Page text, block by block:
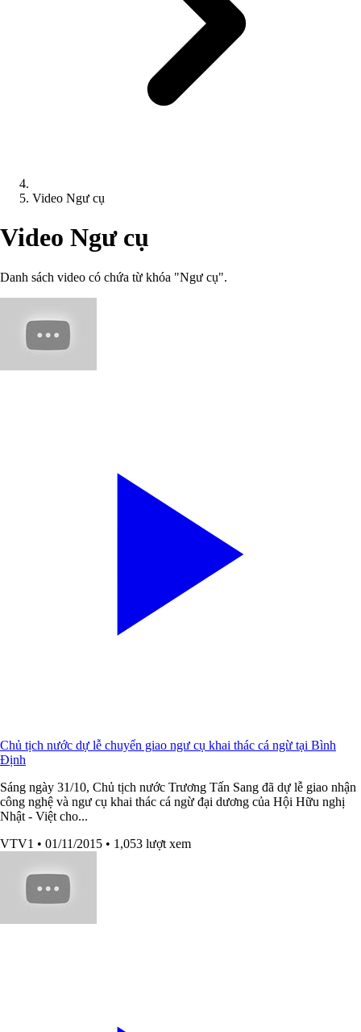
Video Ngư cụ
Video Ngư cụ
Danh sách video có chứa từ khóa "Ngư cụ".
Chủ tịch nước dự lễ chuyển giao ngư cụ khai thác cá ngừ tại Bình
Định
Sáng ngày 31/10, Chủ tịch nước Trương Tấn Sang đã dự lễ giao nhận
công nghệ và ngư cụ khai thác cá ngừ đại dương của Hội Hữu nghị
Nhật - Việt cho...
VTV1 • 01/11/2015 • 1,053 lượt xem